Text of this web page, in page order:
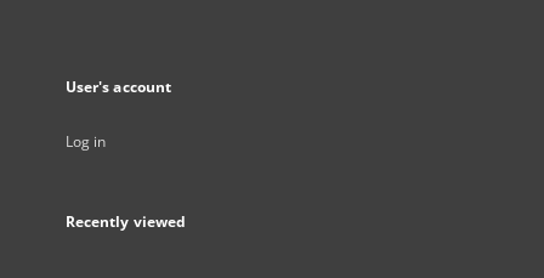
User's account
Log in
Recently viewed